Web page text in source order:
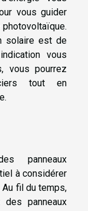
vous guider
solaire est de
vous
vous pourrez
tout en
panneaux
à considérer
fil du temps,
panneaux